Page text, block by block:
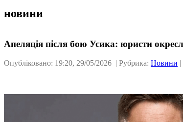
новини
Апеляція після бою Усика: юристи
Опубліковано: 19:20, 29/05/2026 | Рубрика: Новини |